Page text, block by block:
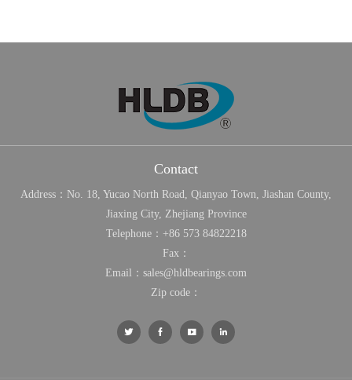
Contact
Address：No. 18, Yucao North Road, Qianyao Town, Jiashan County,
Jiaxing City, Zhejiang Province
Telephone： +86 573 84822218
Fax：
Email： sales@hldbearings.com
Zip code：
   